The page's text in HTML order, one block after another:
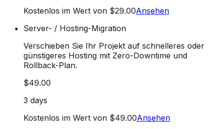
Kostenlos im Wert von $29.00Ansehen
Server- / Hosting-Migration
Verschieben Sie Ihr Projekt auf schnelleres oder
günstigeres Hosting mit Zero-Downtime und
Rollback-Plan.
$49.00
3 days
Kostenlos im Wert von $49.00Ansehen